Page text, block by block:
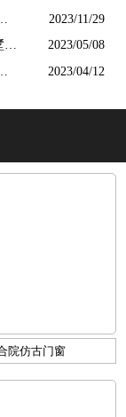
2023/11/29
阳
2023/05/08
2023/04/12
院仿古门窗